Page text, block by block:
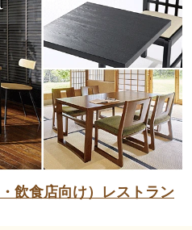
飲食店向け）レストラン